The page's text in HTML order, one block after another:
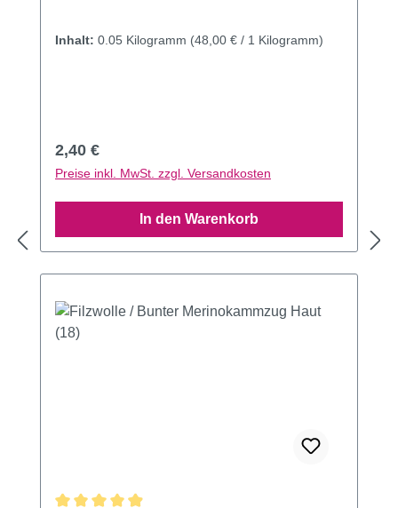
Inhalt: 0.05 Kilogramm (48,00 € / 1 Kilogramm)
Regulärer Preis:
2,40 €
Preise inkl. MwSt. zzgl. Versandkosten
In den Warenkorb